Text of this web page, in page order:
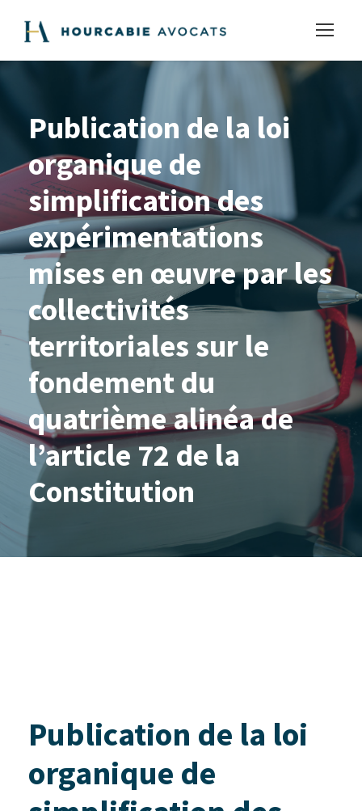
Publication de la loi
organique de
simplification des
expérimentations
mises en œuvre par les
collectivités
territoriales sur le
fondement du
quatrième alinéa de
l’article 72 de la
Constitution
Publication de la loi
organique de